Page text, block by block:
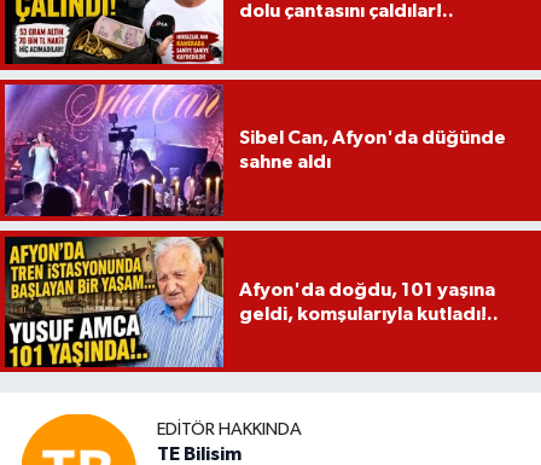
dolu çantasını çaldılar!..
Sibel Can, Afyon'da düğünde
sahne aldı
Afyon'da doğdu, 101 yaşına
geldi, komşularıyla kutladı!..
EDITÖR HAKKINDA
TE Bilisim